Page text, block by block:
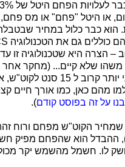
או היטל "פחם" או מס
הוא כבר כלול במחיר
כוללים גם את הטכנולוגיה
הצרה היא שטכנולוגיה זו
משהו שלא קיים... (מחקר
החשמל הרוחני יותר קרוב
מהם כאן, כמו אורך חיים
על זה בפוסט קודם).
הקוט"ש מפחם ורוח
ההבדל הוא שהפחם מפיק
לו. חשמל מהשמש יקר